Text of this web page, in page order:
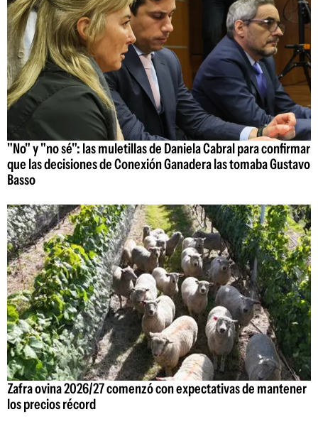
"No" y "no sé": las muletillas de Daniela Cabral para confirmar
que las decisiones de Conexión Ganadera las tomaba Gustavo
Basso
Zafra ovina 2026/27 comenzó con expectativas de mantener
los precios récord